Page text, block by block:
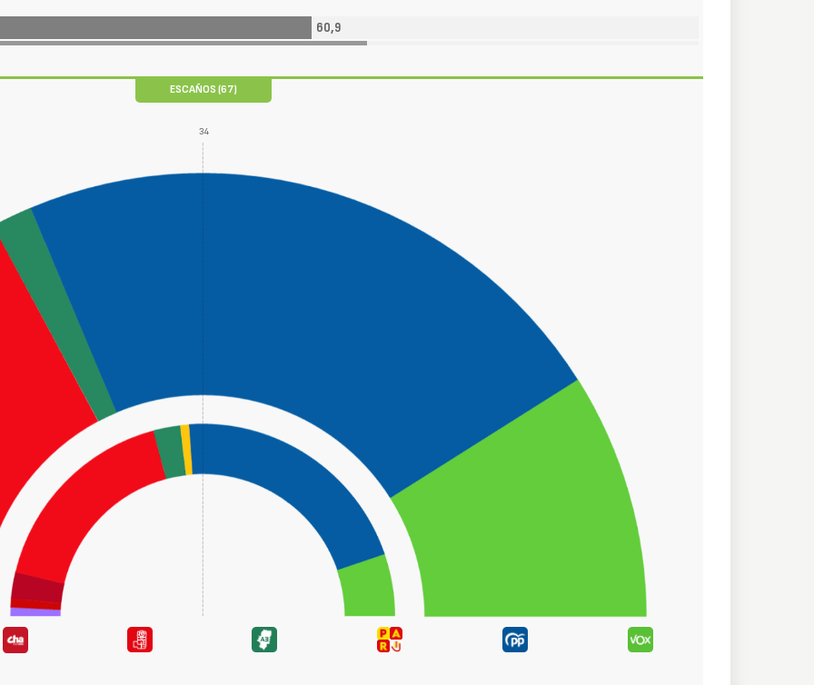
60,9
ESCAÑOS (67)
34